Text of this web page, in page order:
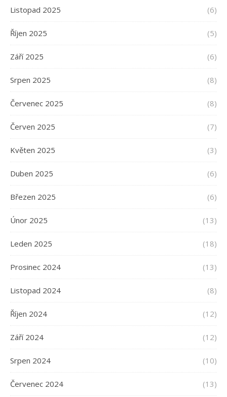
Listopad 2025 (6)
Říjen 2025 (5)
Září 2025 (6)
Srpen 2025 (8)
Červenec 2025 (8)
Červen 2025 (7)
Květen 2025 (3)
Duben 2025 (6)
Březen 2025 (6)
Únor 2025 (13)
Leden 2025 (18)
Prosinec 2024 (13)
Listopad 2024 (8)
Říjen 2024 (12)
Září 2024 (12)
Srpen 2024 (10)
Červenec 2024 (13)